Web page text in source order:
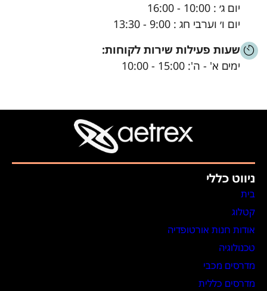
יום ג׳ : 10:00 - 16:00
יום ו׳ וערבי חג : 9:00 - 13:30
שעות פעילות שירות לקוחות:
ימים א' - ה': 15:00 - 10:00
ניווט כללי
בית
קטלוג
אודות חנות אורטופדיה
טכנולוגיה
מדרסים מכבי
מדרסים כללית